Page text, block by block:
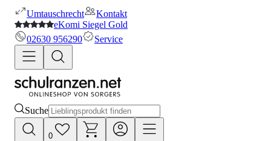
Umtauschrecht
Kontakt
eKomi Siegel Gold
02630 956290
Service
Suche
0